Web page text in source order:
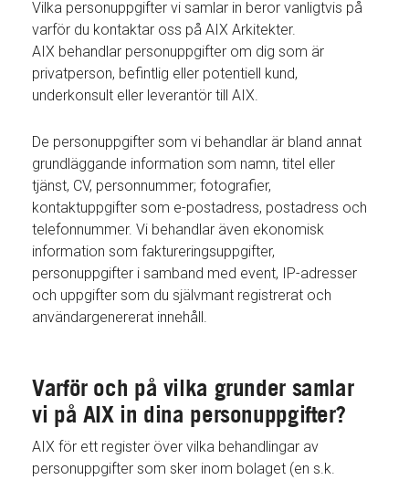
Vilka personuppgifter vi samlar in beror vanligtvis på
varför du kontaktar oss på AIX Arkitekter.
AIX behandlar personuppgifter om dig som är
privatperson, befintlig eller potentiell kund,
underkonsult eller leverantör till AIX.
De personuppgifter som vi behandlar är bland annat
grundläggande information som namn, titel eller
tjänst, CV, personnummer; fotografier,
kontaktuppgifter som e-postadress, postadress och
telefonnummer. Vi behandlar även ekonomisk
information som faktureringsuppgifter,
personuppgifter i samband med event, IP-adresser
och uppgifter som du självmant registrerat och
användargenererat innehåll.
Varför och på vilka grunder samlar
vi på AIX in dina personuppgifter?
AIX för ett register över vilka behandlingar av
personuppgifter som sker inom bolaget (en s.k.